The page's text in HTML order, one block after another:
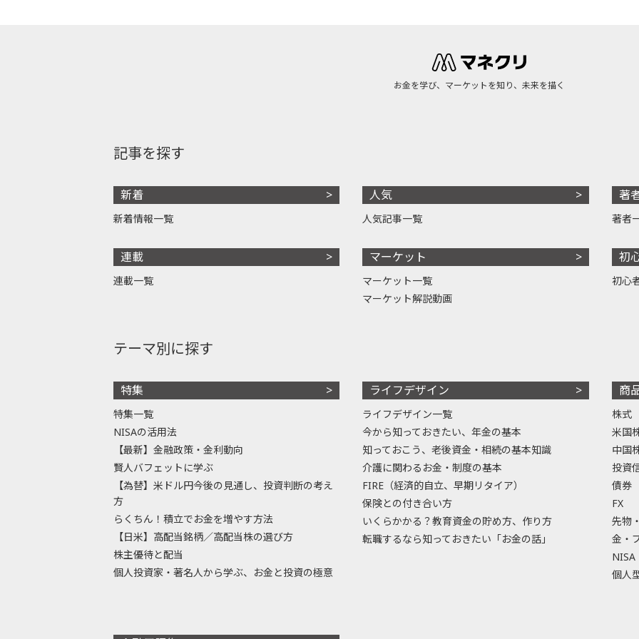
お金を学び、マーケットを知り、未来を描く
記事を探す
新着
新着情報一覧
連載
連載一覧
人気
人気記事一覧
マーケット
マーケット一覧
マーケット解説動画
著
著者
初
初心
テーマ別に探す
特集
特集一覧
NISAの活用法
【最新】金融政策・金利動向
賢人バフェットに学ぶ
【為替】米ドル円今後の見通し、投資判断の考え
方
らくちん！積立でお金を増やす方法
【日米】高配当銘柄／高配当株の選び方
株主優待と配当
個人投資家・著名人から学ぶ、お金と投資の極意
ライフデザイン
ライフデザイン一覧
今から知っておきたい、年金の基本
知っておこう、老後資金・相続の基本知識
介護に関わるお金・制度の基本
FIRE（経済的自立、早期リタイア）
保険との付き合い方
いくらかかる？教育資金の貯め方、作り方
転職するなら知っておきたい「お金の話」
商
株式
米国
中国
投資
債券
FX
先物
金・
NISA
個人